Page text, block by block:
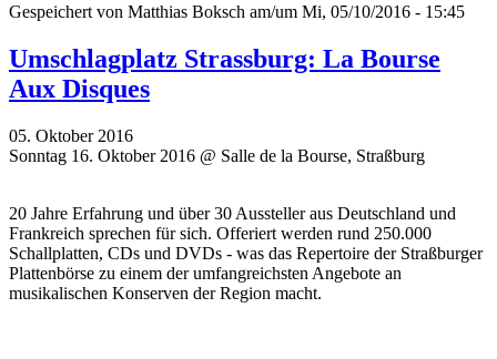
Gespeichert von Matthias Boksch am/um Mi, 05/10/2016 - 15:45
Umschlagplatz Strassburg: La Bourse
Aux Disques
05. Oktober 2016
Sonntag 16. Oktober 2016 @ Salle de la Bourse, Straßburg
20 Jahre Erfahrung und über 30 Aussteller aus Deutschland und
Frankreich sprechen für sich. Offeriert werden rund 250.000
Schallplatten, CDs und DVDs - was das Repertoire der Straßburger
Plattenbörse zu einem der umfangreichsten Angebote an
musikalischen Konserven der Region macht.